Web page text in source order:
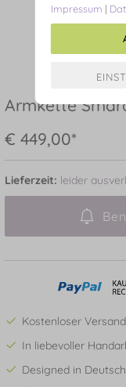
Armkette
€ 449,00*
Lieferzeit: leider
Kostenloser Versand
In liebevoller
Designed in
Impressum |